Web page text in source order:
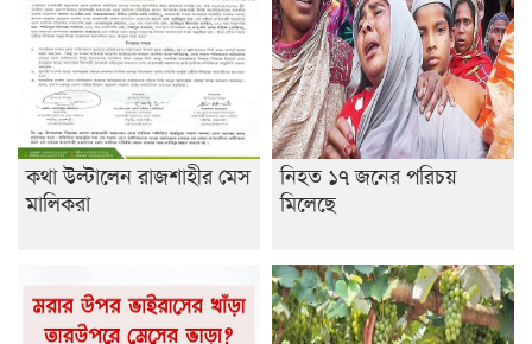
রাজশাহীতে ট্রাকচাপায় ভ্যানচালক নিহত
শেষ সময়ে ভোট কারচুরি অভিযোগ আবিদের
কথা উল্টালেন রাজশাহীর মেস
মালিকরা
নিহত ১৭ জনের পরিচয়
মিলেছে